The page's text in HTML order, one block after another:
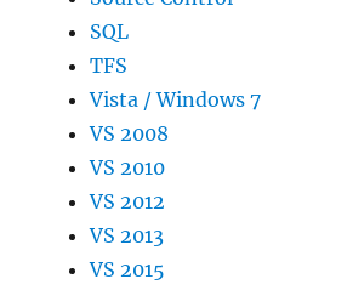
SQL
TFS
Vista / Windows 7
VS 2008
VS 2010
VS 2012
VS 2013
VS 2015